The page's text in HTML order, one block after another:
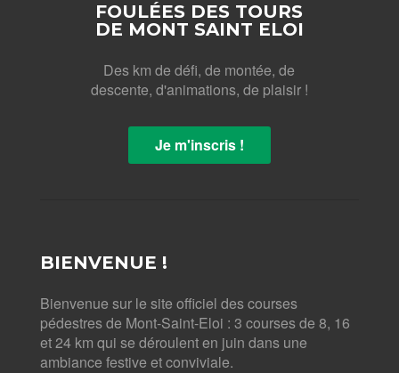
FOULÉES DES TOURS
DE MONT SAINT ELOI
Des km de défi, de montée, de
descente, d'animations, de plaisir !
Je m'inscris !
BIENVENUE !
Bienvenue sur le site officiel des courses
pédestres de Mont-Saint-Eloi : 3 courses de 8, 16
et 24 km qui se déroulent en juin dans une
ambiance festive et conviviale.